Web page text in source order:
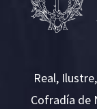
Real,
Cofradía de